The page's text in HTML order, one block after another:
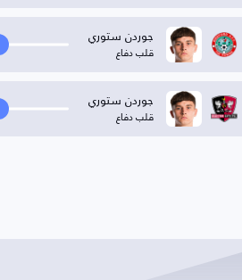
جوردن ستوري
قلب دفاع
جوردن ستوري
قلب دفاع